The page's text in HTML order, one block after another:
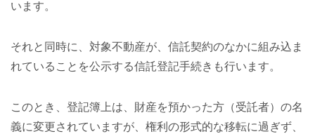
います。
それと同時に、対象不動産が、信託契約のなかに組み込ま
れていることを公示する信託登記手続きも行います。
このとき、登記簿上は、財産を預かった方（受託者）の名
義に変更されていますが、権利の形式的な移転に過ぎず、